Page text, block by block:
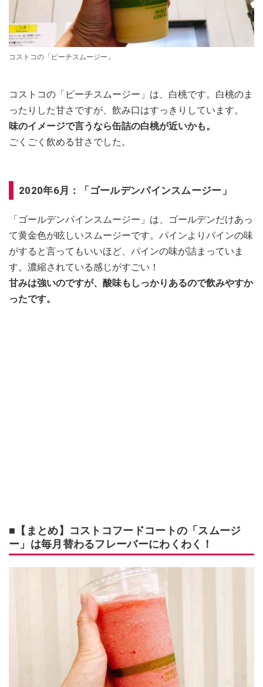
コストコの「ピーチスムージー」
コストコの「ピーチスムージー」は、白桃です。白桃のま
ったりした甘さですが、飲み口はすっきりしています。
味のイメージで言うなら缶詰の白桃が近いかも。
ごくごく飲める甘さでした。
2020年6月：「ゴールデンパインスムージー」
「ゴールデンパインスムージー」は、ゴールデンだけあっ
て黄金色が眩しいスムージーです。パインよりパインの味
がすると言ってもいいほど、パインの味が詰まっていま
す。濃縮されている感じがすごい！
甘みは強いのですが、酸味もしっかりあるので飲みやすか
ったです。
■【まとめ】コストコフードコートの「スムージ
ー」は毎月替わるフレーバーにわくわく！